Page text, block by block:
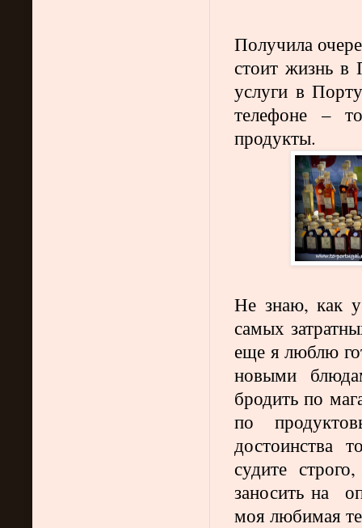
Получила
стоит жизнь в
услуги в
телефоне –
продукты.
Не знаю, как
самых
еще я люблю
новыми
бродить по
по
достоинства
судите
заносить на
моя любимая